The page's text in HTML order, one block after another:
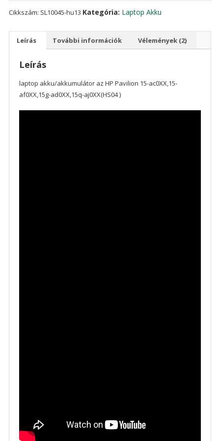
aj0XX(HS04
)
mennyiség
Cikkszám: SL10045-hu13 Kategória: Laptop Akku
Leírás További információk Vélemények (2)
Leírás
laptop akku/akkumulátor az HP Pavilion 15-ac0XX,15-
af0XX,15g-ad0XX,15q-aj0XX(HS04 )